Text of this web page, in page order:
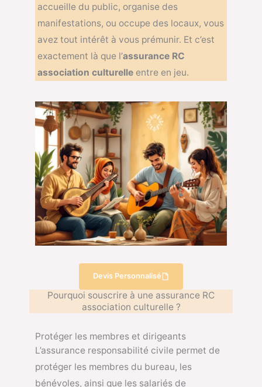
accueille du public, organise des
manifestations, ou occupe des locaux, vous
avez tout intérêt à vous prémunir. Et c’est
exactement là que l’assurance RC
association culturelle entre en jeu.
Devis Personnalisé
Pourquoi souscrire à une assurance RC
association culturelle ?
Protéger les membres et dirigeants
L’assurance responsabilité civile permet de
protéger les membres du bureau, les
bénévoles, ainsi que les salariés de